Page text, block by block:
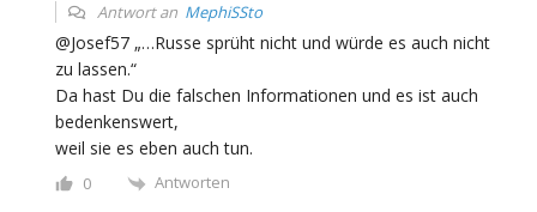
Antwort an MephiSSto
@Josef57 „…Russe sprüht nicht und würde es auch nicht
zu lassen.“
Da hast Du die falschen Informationen und es ist auch
bedenkenswert,
weil sie es eben auch tun.
0 Antworten